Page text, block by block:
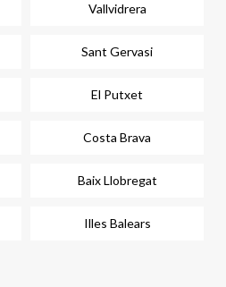
Vallvidrera
Sant Gervasi
El Putxet
Costa Brava
Baix Llobregat
Illes Balears